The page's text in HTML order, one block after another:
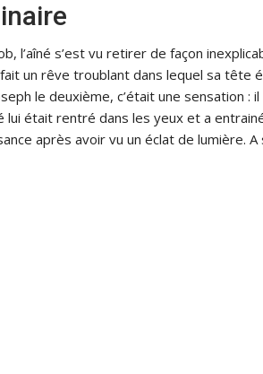
l’aîné s’est vu retirer de façon
un rêve troublant dans lequel sa tête
le deuxième, c’était une sensation : il
lui était rentré dans les yeux et a
après avoir vu un éclat de lumière.